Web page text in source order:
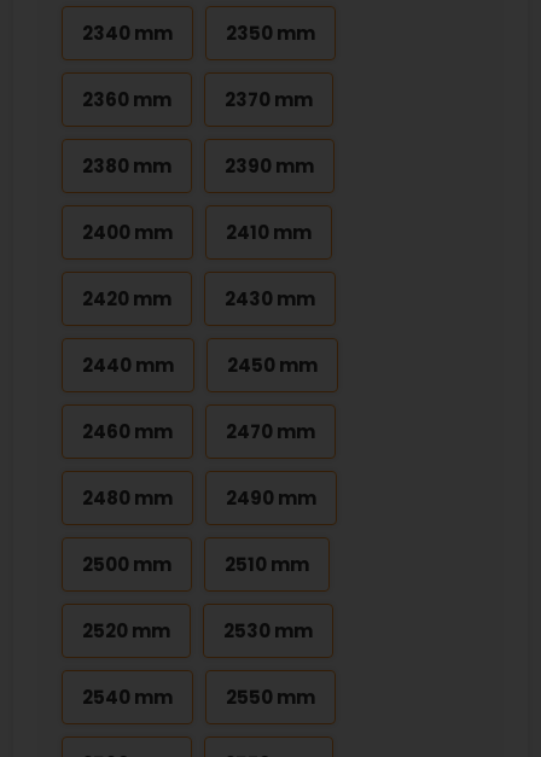
2340 mm 2350 mm
2360 mm 2370 mm
2380 mm 2390 mm
2400 mm 2410 mm
2420 mm 2430 mm
2440 mm 2450 mm
2460 mm 2470 mm
2480 mm 2490 mm
2500 mm 2510 mm
2520 mm 2530 mm
2540 mm 2550 mm